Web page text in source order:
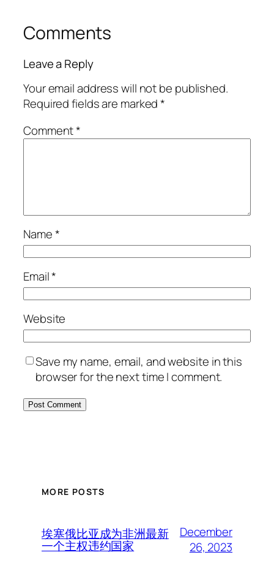
Comments
Leave a Reply
Your email address will not be published.
Required fields are marked*
Comment*
Name*
Email*
Website
Save my name, email, and website in this
browser for the next time I comment.
MORE POSTS
埃塞俄比亚成为非洲最新
一个主权违约国家
December
26, 2023